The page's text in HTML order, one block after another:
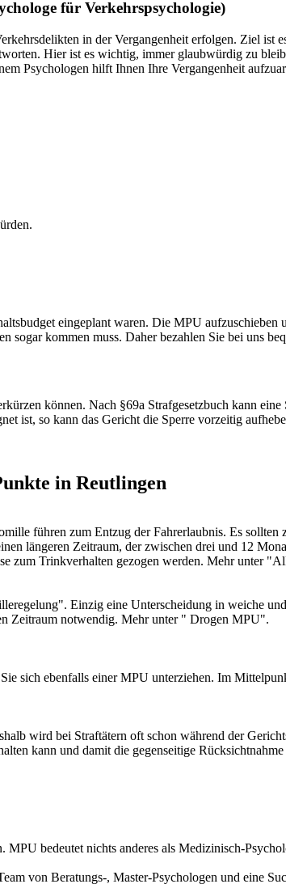
für Verkehrspsychologie)
in der Vergangenheit erfolgen. Ziel ist
Hier ist es wichtig, immer glaubwürdig zu
Psychologen hilft Ihnen Ihre Vergangenheit
eingeplant waren. Die MPU aufzuschieben
kommen muss. Daher bezahlen Sie bei uns
können. Nach §69a Strafgesetzbuch kann
ist, so kann das Gericht die Sperre vorzeitig
in Reutlingen
führen zum Entzug der Fahrerlaubnis. Es sollten
längeren Zeitraum, der zwischen drei und 12
zum Trinkverhalten gezogen werden. Mehr unter
Einzig eine Unterscheidung in weiche
Zeitraum notwendig. Mehr unter " Drogen MPU".
sich ebenfalls einer MPU unterziehen. Im
wird bei Straftätern oft schon während der
kann und damit die gegenseitige
bedeutet nichts anderes als Medizinisch-
von Beratungs-, Master-Psychologen und eine